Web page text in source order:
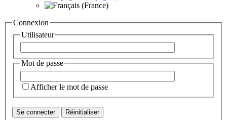
Connexion
Utilisateur
Mot de passe
Afficher le mot de passe
Se connecter Réinitialiser